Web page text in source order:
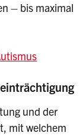
– bis maximal
und der
mit welchem